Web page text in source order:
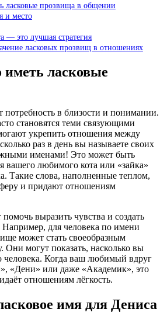
ласковые прозвища в общении
и место
— это лучшая стратегия
ласковых прозвищ в отношениях
ласковые
в близости и понимании.
становятся теми связующими
укрепить отношения между
раз в день вы называете своих
именами! Это может быть
вашего любимого кота или «зайка»
Такие слова, наполненные теплом,
и придают отношениям
выразить чувства и создать
для человека по имени
может стать своеобразным
Они могут показать, насколько вы
человека. Когда ваш любимый вдруг
«Дени» или даже «Академик», это
отношениям лёгкость.
имя для Дениса